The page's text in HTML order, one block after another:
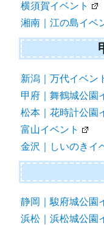
横須賀イベント
湘南｜江の島イベ
新潟｜万代イベン
甲府｜舞鶴城公園
松本｜花時計公園
富山イベント
金沢｜しいのきイ
静岡｜駿府城公園
浜松｜浜松城公園